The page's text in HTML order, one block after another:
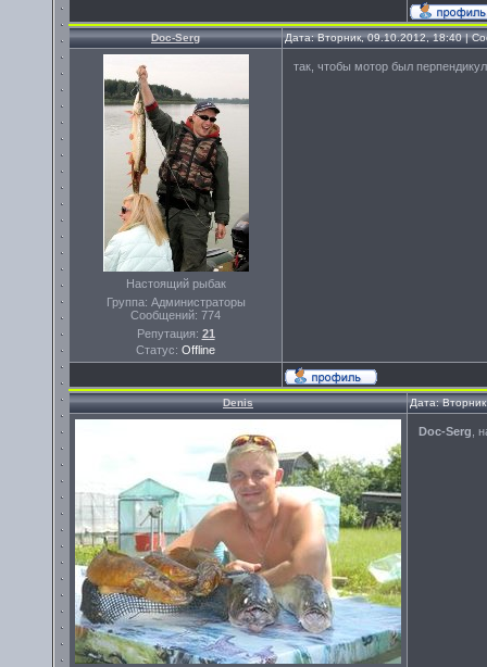
Doc-Serg Дата: Вторник, 09.10.2012, 18:40 |
Настоящий рыбак
Группа: Администраторы
Сообщений: 774
Репутация: 21
Статус: Offline
так, чтобы мотор был
Denis Дата:
Doc-Serg ,